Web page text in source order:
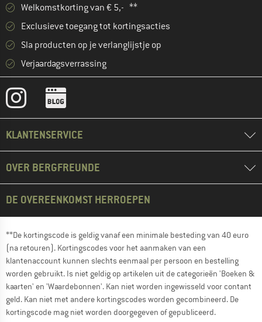
Welkomstkorting van € 5,- **
Exclusieve toegang tot kortingsacties
Sla producten op je verlanglijstje op
Verjaardagsverrassing
KLANTENSERVICE
OVER BERGFREUNDE
DE OVEREENKOMST HERROEPEN
**De kortingscode is geldig vanaf een minimale besteding van 40 euro
(na retouren). Kortingscodes voor het aanmaken van een
klantenaccount kunnen slechts eenmaal per persoon en bestelling
worden gebruikt. Is niet geldig op artikelen uit de categorieën 'Boeken &
kaarten' en 'Waardebonnen'. Kan niet worden ingewisseld voor contant
geld. Kan niet met andere kortingscodes worden gecombineerd. De
kortingscode mag niet worden doorgegeven of gepubliceerd.